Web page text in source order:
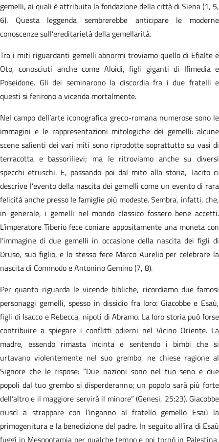
gemelli, ai quali è attribuita la fondazione della città di Siena (1, 5,
6). Questa leggenda sembrerebbe anticipare le moderne
conoscenze sull’ereditarietà della gemellarità.
Tra i miti riguardanti gemelli abnormi troviamo quello di Efialte e
Oto, conosciuti anche come Aloidi, figli giganti di Ifimedia e
Poseidone. Gli dei seminarono la discordia fra i due fratelli e
questi si ferirono a vicenda mortalmente.
Nel campo dell’arte iconografica greco-romana numerose sono le
immagini e le rappresentazioni mitologiche dei gemelli: alcune
scene salienti dei vari miti sono riprodotte soprattutto su vasi di
terracotta e bassorilievi; ma le ritroviamo anche su diversi
specchi etruschi. E, passando poi dal mito alla storia, Tacito ci
descrive l’evento della nascita dei gemelli come un evento di rara
felicità anche presso le famiglie più modeste. Sembra, infatti, che,
in generale, i gemelli nel mondo classico fossero bene accetti.
L’imperatore Tiberio fece coniare appositamente una moneta con
l’immagine di due gemelli in occasione della nascita dei figli di
Druso, suo figlio, e lo stesso fece Marco Aurelio per celebrare la
nascita di Commodo e Antonino Gemino (7, 8).
Per quanto riguarda le vicende bibliche, ricordiamo due famosi
personaggi gemelli, spesso in dissidio fra loro: Giacobbe e Esaù,
figli di Isacco e Rebecca, nipoti di Abramo. La loro storia può forse
contribuire a spiegare i conflitti odierni nel Vicino Oriente. La
madre, essendo rimasta incinta e sentendo i bimbi che si
urtavano violentemente nel suo grembo, ne chiese ragione al
Signore che le rispose: “Due nazioni sono nel tuo seno e due
popoli dal tuo grembo si disperderanno; un popolo sarà più forte
dell’altro e il maggiore servirà il minore” (Genesi, 25:23). Giacobbe
riuscì a strappare con l’inganno al fratello gemello Esaù la
primogenitura e la benedizione del padre. In seguito all’ira di Esaù
fuggì in Mesopotamia per qualche tempo e poi tornò in Palestina,